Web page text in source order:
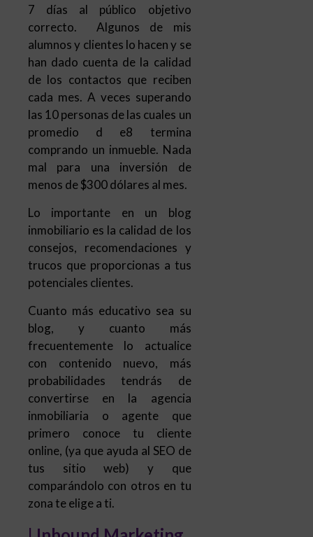
7 días al público objetivo
correcto. Algunos de mis
alumnos y clientes lo hacen y se
han dado cuenta de la calidad
de los contactos que reciben
cada mes. A veces superando
las 10 personas de las cuales un
promedio d e8 termina
comprando un inmueble. Nada
mal para una inversión de
menos de $300 dólares al mes.
Lo importante en un blog
inmobiliario es la calidad de los
consejos, recomendaciones y
trucos que proporcionas a tus
potenciales clientes.
Cuanto más educativo sea su
blog, y cuanto más
frecuentemente lo actualice
con contenido nuevo, más
probabilidades tendrás de
convertirse en la agencia
inmobiliaria o agente que
primero conoce tu cliente
online, (ya que ayuda al SEO de
tus sitio web) y que
comparándolo con otros en tu
zona te elige a ti.